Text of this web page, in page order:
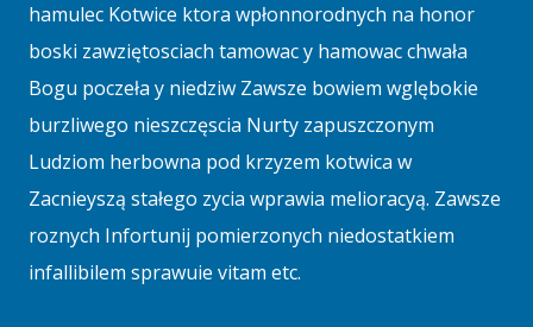
hamulec Kotwice ktora wpłonnorodnych na honor
boski zawziętosciach tamowac y hamowac chwała
Bogu poczeła y niedziw Zawsze bowiem wglębokie
burzliwego nieszczęscia Nurty zapuszczonym
Ludziom herbowna pod krzyzem kotwica w
Zacnieyszą stałego zycia wprawia melioracyą. Zawsze
roznych Infortunij pomierzonych niedostatkiem
infallibilem sprawuie vitam etc.